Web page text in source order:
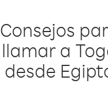
Consejos
llamar a
desde